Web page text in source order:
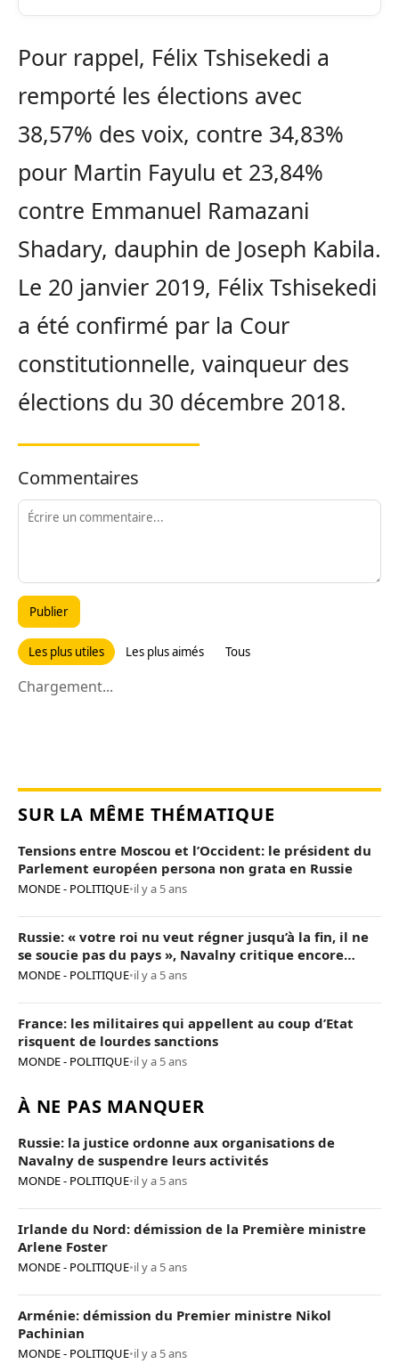
Pour rappel, Félix Tshisekedi a
remporté les élections avec
38,57% des voix, contre 34,83%
pour Martin Fayulu et 23,84%
contre Emmanuel Ramazani
Shadary, dauphin de Joseph Kabila.
Le 20 janvier 2019, Félix Tshisekedi
a été confirmé par la Cour
constitutionnelle, vainqueur des
élections du 30 décembre 2018.
Commentaires
Publier
Les plus utiles Les plus aimés Tous
Chargement...
SUR LA MÊME THÉMATIQUE
Tensions entre Moscou et l’Occident: le président du
Parlement européen persona non grata en Russie
MONDE - POLITIQUE•il y a 5 ans
Russie: « votre roi nu veut régner jusqu’à la fin, il ne
se soucie pas du pays », Navalny critique encore
Poutine
MONDE - POLITIQUE•il y a 5 ans
France: les militaires qui appellent au coup d’Etat
risquent de lourdes sanctions
MONDE - POLITIQUE•il y a 5 ans
À NE PAS MANQUER
Russie: la justice ordonne aux organisations de
Navalny de suspendre leurs activités
MONDE - POLITIQUE•il y a 5 ans
Irlande du Nord: démission de la Première ministre
Arlene Foster
MONDE - POLITIQUE•il y a 5 ans
Arménie: démission du Premier ministre Nikol
Pachinian
MONDE - POLITIQUE•il y a 5 ans